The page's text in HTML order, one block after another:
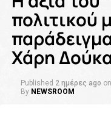
πολιτικού
Χάρη
Published 2 ημέρες ago on
By NEWSROOM